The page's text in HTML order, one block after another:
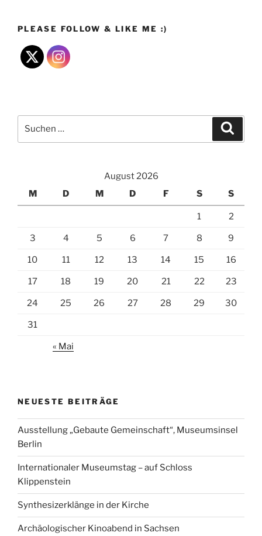
PLEASE FOLLOW & LIKE ME :)
nach:
August 2026
M
D M D F S S
1 2
3 4 5 6 7 8 9
10 11 12 13 14 15 16
17 18 19 20 21 22 23
24 25 26 27 28 29 30
31
« Mai
NEUESTE BEITRÄGE
Ausstellung „Gebaute Gemeinschaft“, Museumsinsel
Berlin
Internationaler Museumstag – auf Schloss
Klippenstein
Synthesizerklänge in der Kirche
Archäologischer Kinoabend in Sachsen